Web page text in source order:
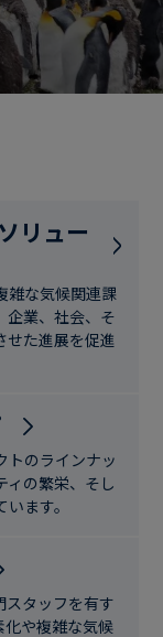
リュー
雑な気候関連課
企業、社会、そ
せた進展を促進
トのラインナッ
ィの繁栄、そし
ます。
スタッフを有す
化や複雑な気候